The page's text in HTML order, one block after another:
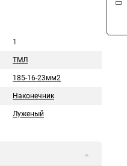
1
ТМЛ
185-16-23мм2
Наконечник
Луженый